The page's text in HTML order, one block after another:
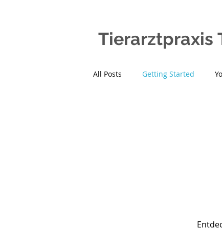
Tierarztpraxis
All Posts Getting Started